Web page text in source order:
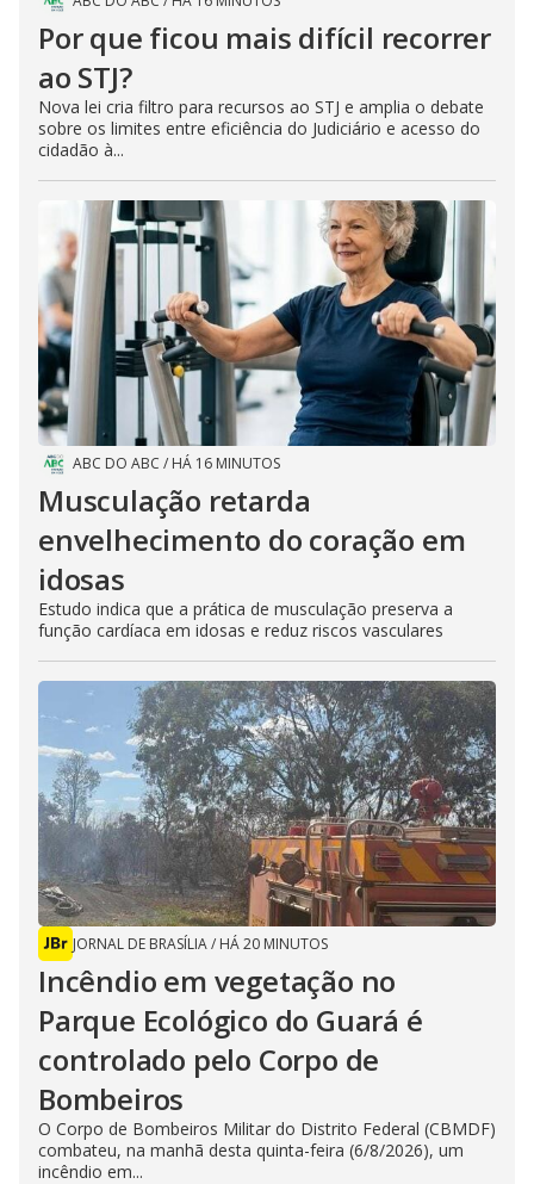
Por que ficou mais difícil recorrer
ao STJ?
Nova lei cria filtro para recursos ao STJ e amplia o debate
sobre os limites entre eficiência do Judiciário e acesso do
cidadão à...
ABC DO ABC / HÁ 16 MINUTOS
Musculação retarda
envelhecimento do coração em
idosas
Estudo indica que a prática de musculação preserva a
função cardíaca em idosas e reduz riscos vasculares
JORNAL DE BRASÍLIA/ HÁ 20 MINUTOS
Incêndio em vegetação no
Parque Ecológico do Guará é
controlado pelo Corpo de
Bombeiros
O Corpo de Bombeiros Militar do Distrito Federal (CBMDF)
combateu, na manhã desta quinta-feira (6/8/2026), um
incêndio em...